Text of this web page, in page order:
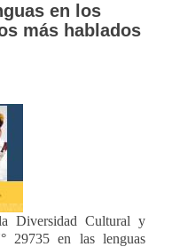
en los
más hablados
Diversidad Cultural y
29735 en las lenguas